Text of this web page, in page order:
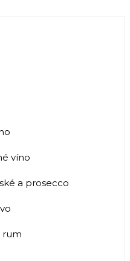
víno
a prosecco
rum